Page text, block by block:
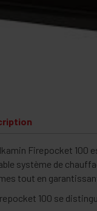
Firepocket 100
système de
tout en
100 se